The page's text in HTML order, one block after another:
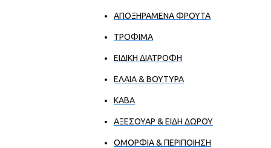
ΑΠΟΞΗΡΑΜΕΝΑ ΦΡΟΥΤΑ
ΤΡΟΦΙΜΑ
ΕΙΔΙΚΗ ΔΙΑΤΡΟΦΗ
ΕΛΑΙΑ & ΒΟΥΤΥΡΑ
ΚΑΒΑ
ΑΞΕΣΟΥΑΡ & ΕΙΔΗ ΔΩΡΟΥ
ΟΜΟΡΦΙΑ & ΠΕΡΙΠΟΙΗΣΗ